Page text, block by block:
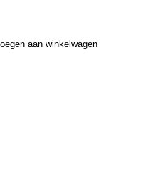
aan winkelwagen